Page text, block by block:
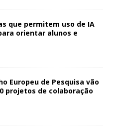
que permitem uso de IA
orientar alunos e
Europeu de Pesquisa vão
projetos de colaboração